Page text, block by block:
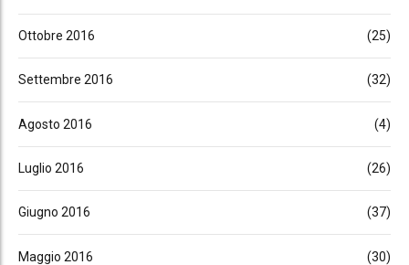
Ottobre 2016 (25)
Settembre 2016 (32)
Agosto 2016 (4)
Luglio 2016 (26)
Giugno 2016 (37)
Maggio 2016 (30)